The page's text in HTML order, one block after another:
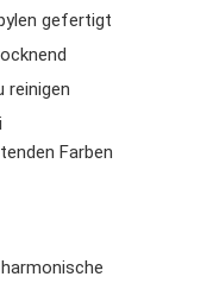
gefertigt
reinigen
Farben